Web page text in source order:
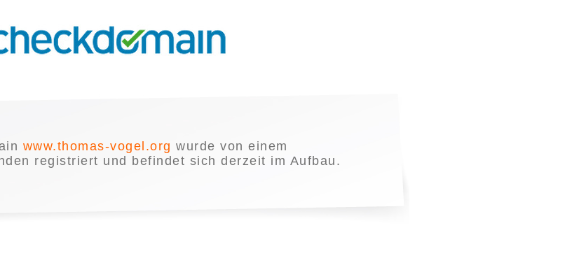
www.thomas-vogel.org wurde von einem
registriert und befindet sich derzeit im Aufbau.